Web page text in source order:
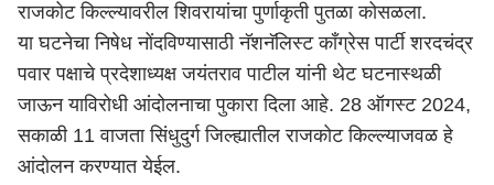
राजकोट किल्ल्यावरील शिवरायांचा पुर्णाकृती पुतळा कोसळला.
या घटनेचा निषेध नोंदविण्यासाठी नॅशनॅलिस्ट काँग्रेस पार्टी शरदचंद्र
पवार पक्षाचे प्रदेशाध्यक्ष जयंतराव पाटील यांनी थेट घटनास्थळी
जाऊन याविरोधी आंदोलनाचा पुकारा दिला आहे. 28 ऑगस्ट 2024,
सकाळी 11 वाजतासिंधुदुर्गजिल्ह्यातील राजकोट किल्ल्याजवळ हे
आंदोलन करण्यात येईल.